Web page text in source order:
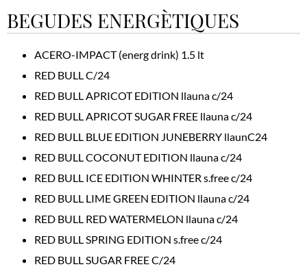
BEGUDES ENERGÈTIQUES
ACERO-IMPACT (energ drink) 1.5 lt
RED BULL C/24
RED BULL APRICOT EDITION llauna c/24
RED BULL APRICOT SUGAR FREE llauna c/24
RED BULL BLUE EDITION JUNEBERRY llaunC24
RED BULL COCONUT EDITION llauna c/24
RED BULL ICE EDITION WHINTER s.free c/24
RED BULL LIME GREEN EDITION llauna c/24
RED BULL RED WATERMELON llauna c/24
RED BULL SPRING EDITION s.free c/24
RED BULL SUGAR FREE C/24